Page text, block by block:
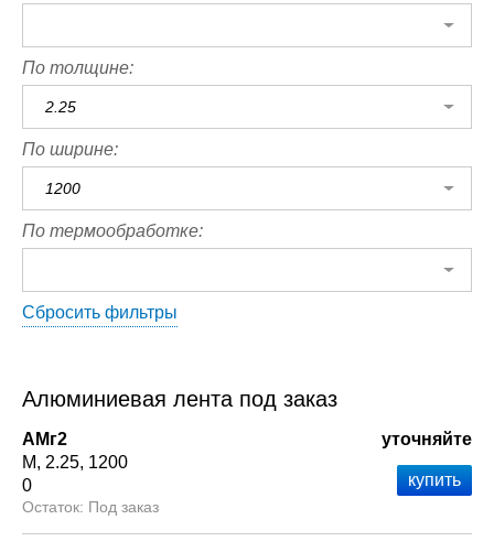
По толщине:
2.25
По ширине:
1200
По термообработке:
Сбросить фильтры
Алюминиевая лента под заказ
АМг2
М
2.25 1200
0
Под заказ
уточняйте